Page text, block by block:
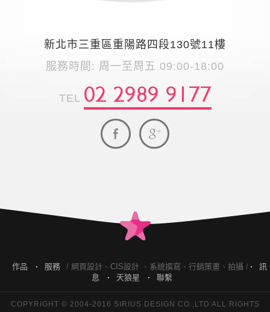
新北市三重區重陽路四段130號11樓
服務時間: 周一至周五 09:00-18:00
TEL 02 2989 9177
作品 服務 / 網頁設計、 CIS設計、 系統撰寫 、 行銷策畫 、 拍攝/
訊
息
天狼星 聯繫
COPYRIGHT © 2004-2016 SIRIUS DESIGN CO.,LTD ALL RIGHTS